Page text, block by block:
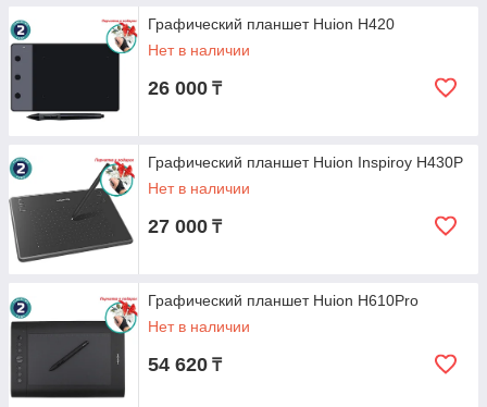
Графический планшет Huion H420
Нет в наличии
26 000 ₸
Графический планшет Huion Inspiroy H430P
Нет в наличии
27 000 ₸
Графический планшет Huion H610Pro
Нет в наличии
54 620 ₸